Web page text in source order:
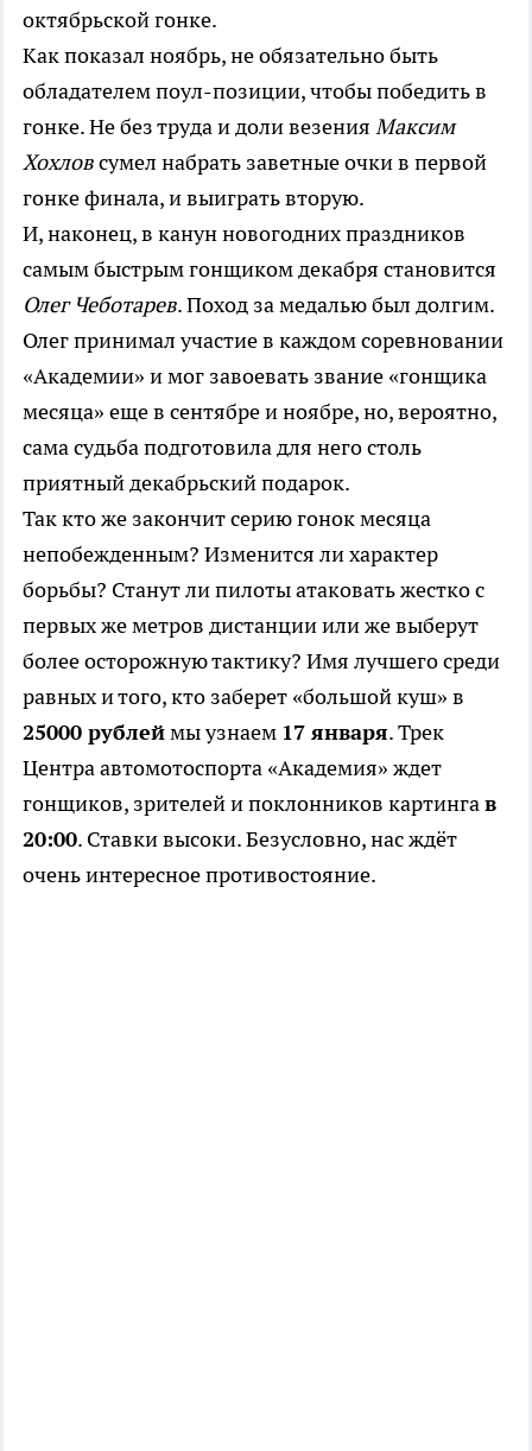
октябрьской гонке.
Как показал ноябрь, не обязательно быть
обладателем поул-позиции, чтобы победить в
гонке. Не без труда и доли везения Максим
Хохловсумел набрать заветные очки в первой
гонке финала, и выиграть вторую.
И, наконец, в канун новогодних праздников
самым быстрым гонщиком декабря становится
Олег Чеботарев. Поход за медалью был долгим.
Олег принимал участие в каждом соревновании
«Академии» и мог завоевать звание «гонщика
месяца» еще в сентябре и ноябре, но, вероятно,
сама судьба подготовила для него столь
приятный декабрьский подарок.
Так кто же закончит серию гонок месяца
непобежденным? Изменится ли характер
борьбы? Станут ли пилоты атаковать жестко с
первых же метров дистанции или же выберут
более осторожную тактику? Имя лучшего среди
равных и того, кто заберет «большой куш» в
25000 рублеймы узнаем 17 января. Трек
Центра автомотоспорта «Академия» ждет
гонщиков, зрителей и поклонников картингав
20:00. Ставки высоки. Безусловно, нас ждёт
очень интересное противостояние.